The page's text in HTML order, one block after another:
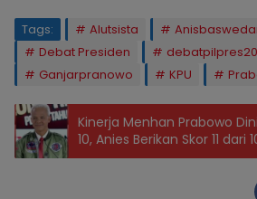
Tags: Alutsista
Debat Presiden
Ganjarpranowo
KPU
Kinerja Menhan Prabowo
10, Anies Berikan Skor 11 dari